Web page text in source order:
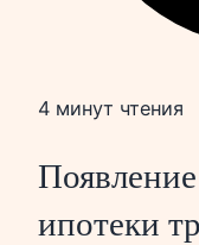
4 минут чтения
ипотеки